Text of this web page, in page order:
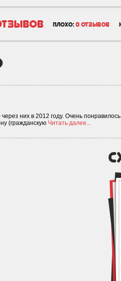
плохо: 0 отзывов
через них в 2012 году. Очень
(гражданскую Читать далее...